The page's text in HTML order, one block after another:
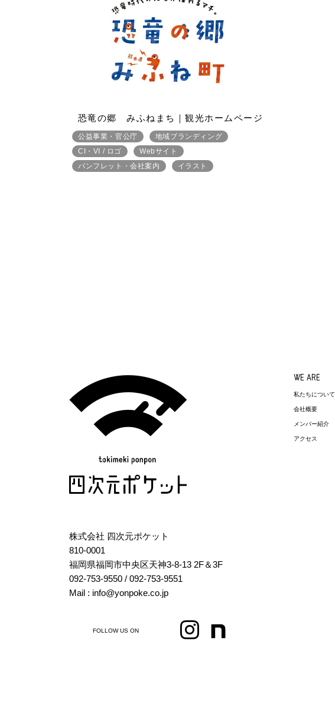
恐竜の郷 みふねまち｜観光ホームページ
公益事業・官公庁
地域ブランディング
CI・VI / ロゴ
Webサイト
パンフレット・会社案内
イラスト
株式会社 四次元ポケット
810-0001
福岡県福岡市中央区天神3-8-13 2F＆3F
092-753-9550 / 092-753-9551
Mail : info@yonpoke.co.jp
FOLLOW US ON
WE ARE
私たちについて
会社概要
メンバー紹介
アクセス